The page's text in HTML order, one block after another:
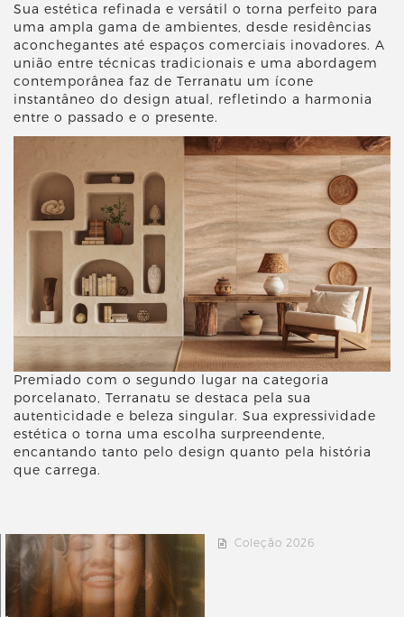
Sua estética refinada e versátil o torna perfeito para
uma ampla gama de ambientes, desde residências
aconchegantes até espaços comerciais inovadores. A
união entre técnicas tradicionais e uma abordagem
contemporânea faz de Terranatu um ícone
instantâneo do design atual, refletindo a harmonia
entre o passado e o presente.
Premiado com o segundo lugar na categoria
porcelanato, Terranatu se destaca pela sua
autenticidade e beleza singular. Sua expressividade
estética o torna uma escolha surpreendente,
encantando tanto pelo design quanto pela história
que carrega.
Coleção 2026